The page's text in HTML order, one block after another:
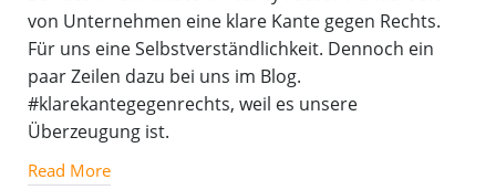
von Unternehmen eine klare Kante gegen Rechts.
Für uns eine Selbstverständlichkeit. Dennoch ein
paar Zeilen dazu bei uns im Blog.
#klarekantegegenrechts, weil es unsere
Überzeugung ist.
Read More